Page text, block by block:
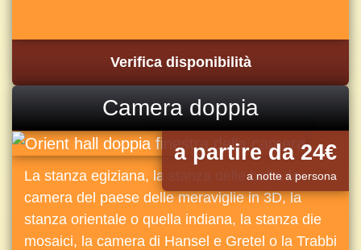
Verifica disponibilità
Camera doppia
a partire da 24€
a notte a persona
La stanza egiziana, la stanza delle bolle, la
camera del paese delle meraviglie in 3D, la
stanza orientale o quella indiana, la stanza die
mosaici, la camera di Hansel e Gretel o la Trabbi